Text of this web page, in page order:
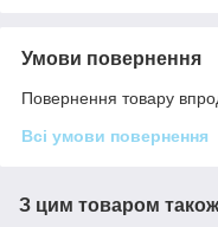
Умови повернення
Повернення товару
Всі умови повернення
З цим товаром